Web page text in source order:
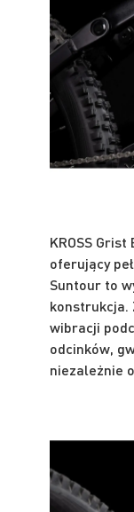
KROSS
oferujący
Suntour to
konstrukcja.
wibracji
odcinków,
niezależnie